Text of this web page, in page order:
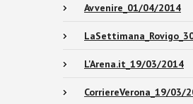
Avvenire_01/04/2014
L'Arena.it_19/03/2014
CorriereVerona_19/03/